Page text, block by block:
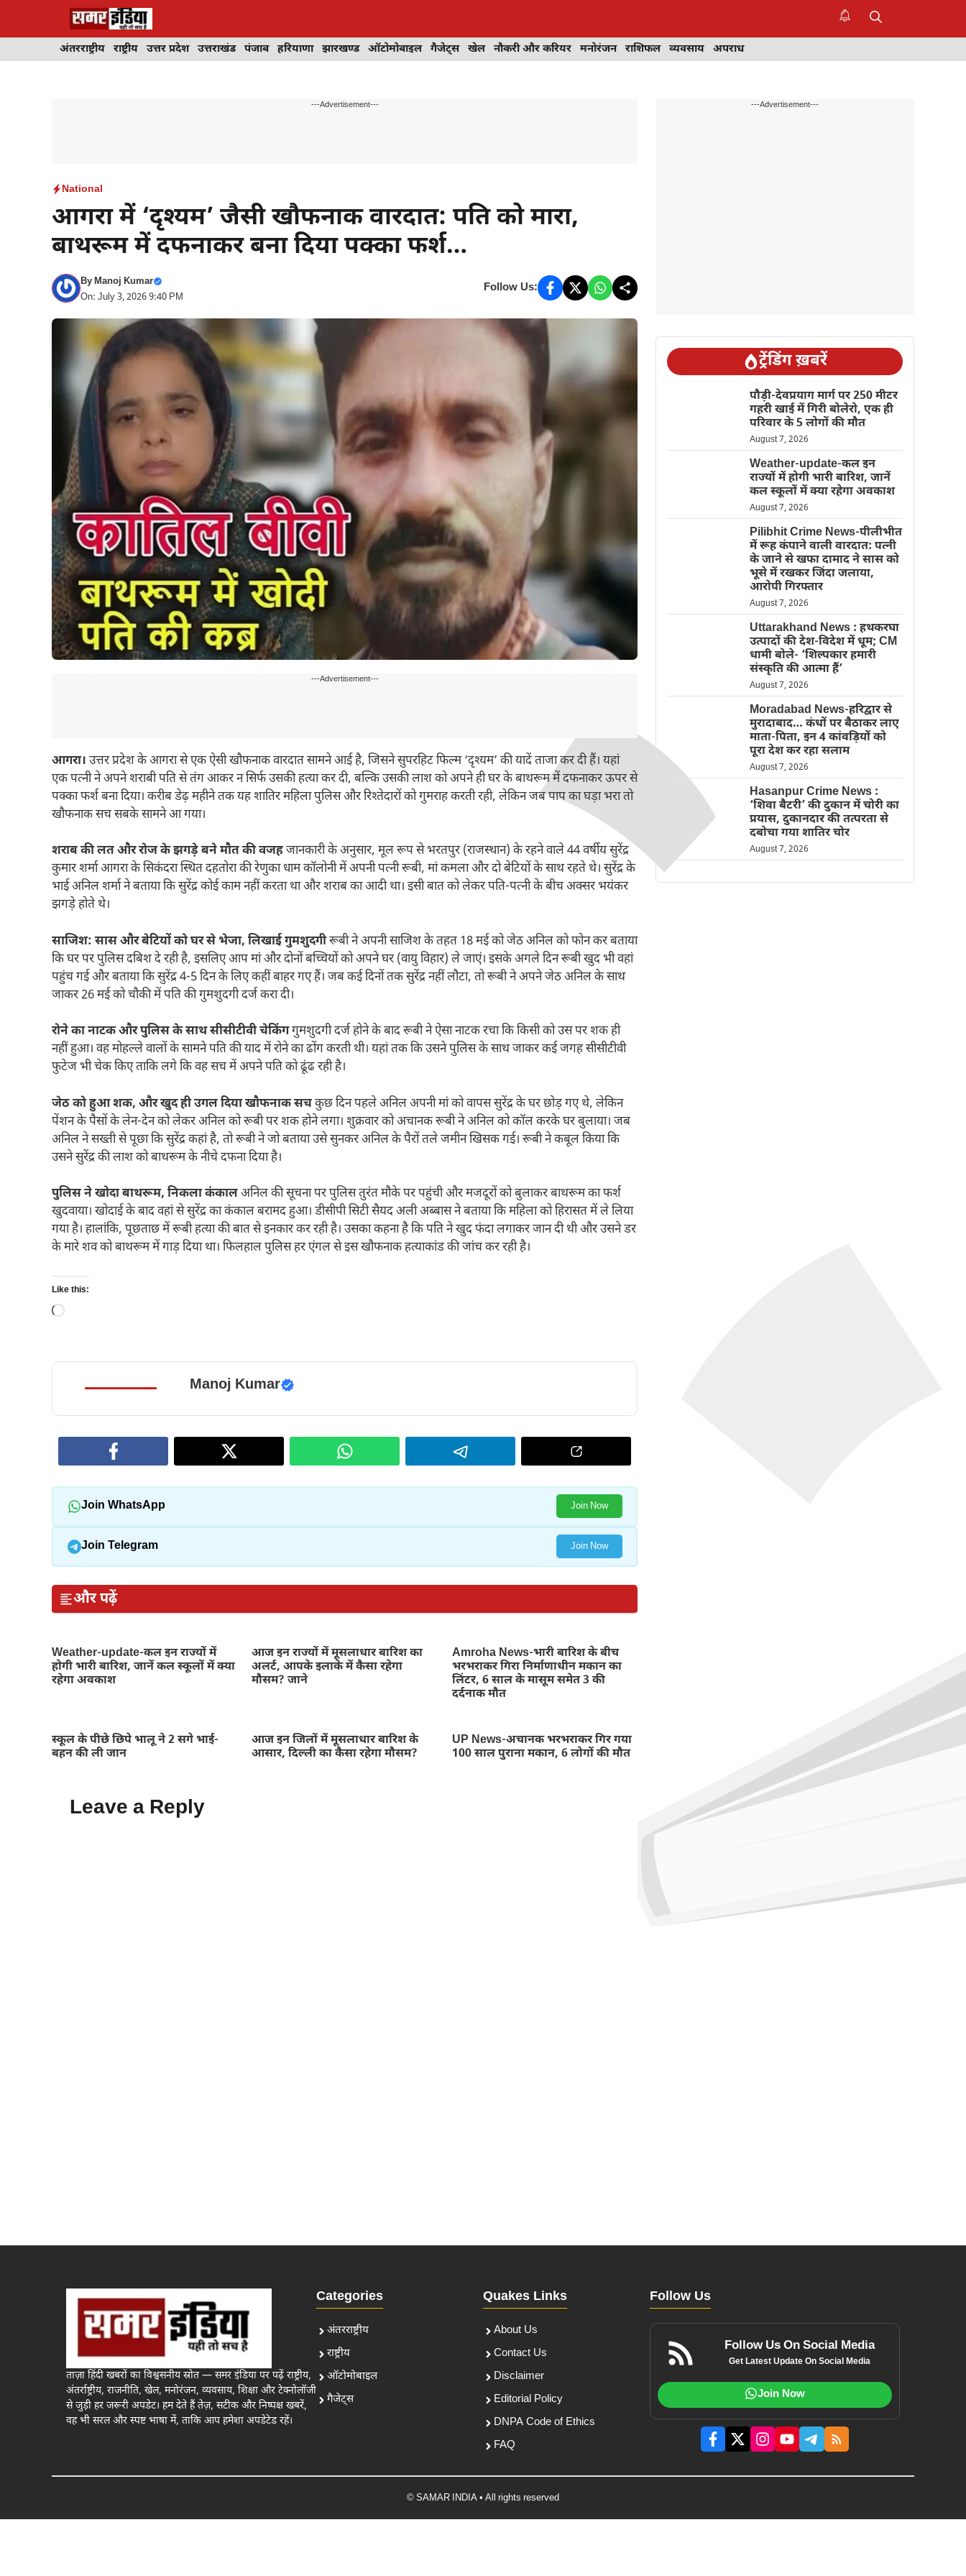
अंतरराष्ट्रीय राष्ट्रीय उत्तर प्रदेश उत्तराखंड पंजाब हरियाणा झारखण्ड ऑटोमोबाइल गैजेट्स खेल नौकरी और करियर मनोरंजन राशिफल व्यवसाय अपराध
---Advertisement---
National
आगरा में ‘दृश्यम’ जैसी खौफनाक वारदात: पति को मारा,
बाथरूम में दफनाकर बना दिया पक्का फर्श…
ByManoj Kumar
On: July 3, 2026 9:40 PM
Follow Us:
---Advertisement---
आगरा। उत्तर प्रदेश के आगरा से एक ऐसी खौफनाक वारदात सामने आई है, जिसने सुपरहिट फिल्म ‘दृश्यम’ की यादें ताजा कर दी हैं। यहां
एक पत्नी ने अपने शराबी पति से तंग आकर न सिर्फ उसकी हत्या कर दी, बल्कि उसकी लाश को अपने ही घर के बाथरूम में दफनाकर ऊपर से
पक्का फर्श बना दिया। करीब डेढ़ महीने तक यह शातिर महिला पुलिस और रिश्तेदारों को गुमराह करती रही, लेकिन जब पाप का घड़ा भरा तो
खौफनाक सच सबके सामने आ गया।
शराब की लत और रोज के झगड़े बने मौत की वजहजानकारी के अनुसार, मूल रूप से भरतपुर (राजस्थान) के रहने वाले 44 वर्षीय सुरेंद्र
कुमार शर्मा आगरा के सिकंदरा स्थित दहतोरा की रेणुका धाम कॉलोनी में अपनी पत्नी रूबी, मां कमला और दो बेटियों के साथ रहते थे। सुरेंद्र के
भाई अनिल शर्मा ने बताया कि सुरेंद्र कोई काम नहीं करता था और शराब का आदी था। इसी बात को लेकर पति-पत्नी के बीच अक्सर भयंकर
झगड़े होते थे।
साजिश: सास और बेटियों को घर से भेजा, लिखाई गुमशुदगीरूबी ने अपनी साजिश के तहत 18 मई को जेठ अनिल को फोन कर बताया
कि घर पर पुलिस दबिश दे रही है, इसलिए आप मां और दोनों बच्चियों को अपने घर (वायु विहार) ले जाएं। इसके अगले दिन रूबी खुद भी वहां
पहुंच गई और बताया कि सुरेंद्र 4-5 दिन के लिए कहीं बाहर गए हैं। जब कई दिनों तक सुरेंद्र नहीं लौटा, तो रूबी ने अपने जेठ अनिल के साथ
जाकर 26 मई को चौकी में पति की गुमशुदगी दर्ज करा दी।
रोने का नाटक और पुलिस के साथ सीसीटीवी चेकिंगगुमशुदगी दर्ज होने के बाद रूबी ने ऐसा नाटक रचा कि किसी को उस पर शक ही
नहीं हुआ। वह मोहल्ले वालों के सामने पति की याद में रोने का ढोंग करती थी। यहां तक कि उसने पुलिस के साथ जाकर कई जगह सीसीटीवी
फुटेज भी चेक किए ताकि लगे कि वह सच में अपने पति को ढूंढ रही है।
जेठ को हुआ शक, और खुद ही उगल दिया खौफनाक सचकुछ दिन पहले अनिल अपनी मां को वापस सुरेंद्र के घर छोड़ गए थे, लेकिन
पेंशन के पैसों के लेन-देन को लेकर अनिल को रूबी पर शक होने लगा। शुक्रवार को अचानक रूबी ने अनिल को कॉल करके घर बुलाया। जब
अनिल ने सख्ती से पूछा कि सुरेंद्र कहां है, तो रूबी ने जो बताया उसे सुनकर अनिल के पैरों तले जमीन खिसक गई। रूबी ने कबूल किया कि
उसने सुरेंद्र की लाश को बाथरूम के नीचे दफना दिया है।
पुलिस ने खोदा बाथरूम, निकला कंकालअनिल की सूचना पर पुलिस तुरंत मौके पर पहुंची और मजदूरों को बुलाकर बाथरूम का फर्श
खुदवाया। खोदाई के बाद वहां से सुरेंद्र का कंकाल बरामद हुआ। डीसीपी सिटी सैयद अली अब्बास ने बताया कि महिला को हिरासत में ले लिया
गया है। हालांकि, पूछताछ में रूबी हत्या की बात से इनकार कर रही है। उसका कहना है कि पति ने खुद फंदा लगाकर जान दी थी और उसने डर
के मारे शव को बाथरूम में गाड़ दिया था। फिलहाल पुलिस हर एंगल से इस खौफनाक हत्याकांड की जांच कर रही है।
Like this:
Loading…
Manoj Kumar
Join WhatsApp Join Now
Join Telegram Join Now
और पढ़ें
Weather-update-कल इन राज्यों में
होगी भारी बारिश, जानें कल स्कूलों में क्या
रहेगा अवकाश
आज इन राज्यों में मूसलाधार बारिश का
अलर्ट, आपके इलाके में कैसा रहेगा
मौसम? जाने
Amroha News-भारी बारिश के बीच
भरभराकर गिरा निर्माणाधीन मकान का
लिंटर, 6 साल के मासूम समेत 3 की
दर्दनाक मौत
स्कूल के पीछे छिपे भालू ने 2 सगे भाई-
बहन की ली जान
आज इन जिलों में मूसलाधार बारिश के
आसार, दिल्ली का कैसा रहेगा मौसम?
UP News-अचानक भरभराकर गिर गया
100 साल पुराना मकान, 6 लोगों की मौत
Leave a Reply
---Advertisement---
ट्रेंडिंग ख़बरें
पौड़ी-देवप्रयाग मार्ग पर 250 मीटर
गहरी खाई में गिरी बोलेरो, एक ही
परिवार के 5 लोगों की मौत
August 7, 2026
Weather-update-कल इन
राज्यों में होगी भारी बारिश, जानें
कल स्कूलों में क्या रहेगा अवकाश
August 7, 2026
Pilibhit Crime News-पीलीभीत
में रूह कंपाने वाली वारदात: पत्नी
के जाने से खफा दामाद ने सास को
भूसे में रखकर जिंदा जलाया,
आरोपी गिरफ्तार
August 7, 2026
Uttarakhand News : हथकरघा
उत्पादों की देश-विदेश में धूम; CM
धामी बोले- ‘शिल्पकार हमारी
संस्कृति की आत्मा हैं’
August 7, 2026
Moradabad News-हरिद्वार से
मुरादाबाद… कंधों पर बैठाकर लाए
माता-पिता, इन 4 कांवड़ियों को
पूरा देश कर रहा सलाम
August 7, 2026
Hasanpur Crime News :
‘शिवा बैटरी’ की दुकान में चोरी का
प्रयास, दुकानदार की तत्परता से
दबोचा गया शातिर चोर
August 7, 2026
ताज़ा हिंदी खबरों का विश्वसनीय स्रोत — समर इंडिया पर पढ़ें राष्ट्रीय,
अंतर्राष्ट्रीय, राजनीति, खेल, मनोरंजन, व्यवसाय, शिक्षा और टेक्नोलॉजी
से जुड़ी हर जरूरी अपडेट। हम देते हैं तेज़, सटीक और निष्पक्ष खबरें,
वह भी सरल और स्पष्ट भाषा में, ताकि आप हमेशा अपडेटेड रहें।
Categories
अंतरराष्ट्रीय
राष्ट्रीय
ऑटोमोबाइल
गैजेट्स
Quakes Links
About Us
Contact Us
Disclaimer
Editorial Policy
DNPA Code of Ethics
FAQ
Follow Us
Follow Us On Social Media
Get Latest Update On Social Media
Join Now
© SAMAR INDIA • All rights reserved